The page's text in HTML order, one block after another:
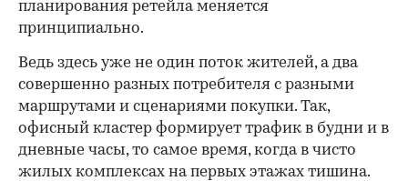
планирования ретейла меняется
принципиально.
Ведь здесь уже не один поток жителей, а два
совершенно разных потребителя с разными
маршрутами и сценариями покупки. Так,
офисный кластер формирует трафик в будни и в
дневные часы, то самое время, когда в чисто
жилых комплексах на первых этажах тишина.